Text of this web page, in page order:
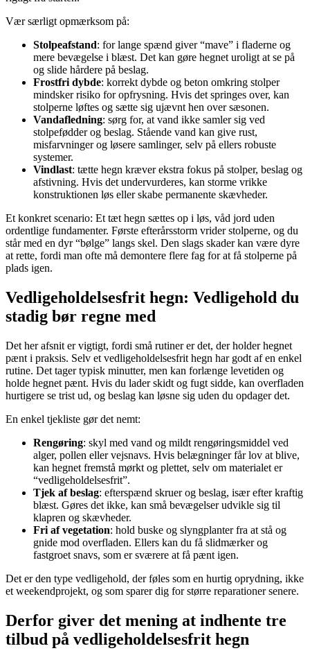
Vær særligt opmærksom på:
Stolpeafstand: for lange spænd giver “mave” i fladerne og
mere bevægelse i blæst. Det kan gøre hegnet uroligt at se på
og slide hårdere på beslag.
Frostfri dybde: korrekt dybde og beton omkring stolper
mindsker risiko for opfrysning. Hvis det springes over, kan
stolperne løftes og sætte sig ujævnt hen over sæsonen.
Vandafledning: sørg for, at vand ikke samler sig ved
stolpefødder og beslag. Stående vand kan give rust,
misfarvninger og løsere samlinger, selv på ellers robuste
systemer.
Vindlast: tætte hegn kræver ekstra fokus på stolper, beslag og
afstivning. Hvis det undervurderes, kan storme vrikke
konstruktionen løs eller skabe permanente skævheder.
Et konkret scenario: Et tæt hegn sættes op i løs, våd jord uden
ordentlige fundamenter. Første efterårsstorm vrider stolperne, og du
står med en dyr “bølge” langs skel. Den slags skader kan være dyre
at rette, fordi man ofte må demontere flere fag for at få stolperne på
plads igen.
Vedligeholdelsesfrit hegn: Vedligehold du
stadig bør regne med
Det her afsnit er vigtigt, fordi små rutiner er det, der holder hegnet
pænt i praksis. Selv et vedligeholdelsesfrit hegn har godt af en enkel
rutine. Det tager typisk minutter, men kan forlænge levetiden og
holde hegnet pænt. Hvis du lader skidt og fugt sidde, kan overfladen
hurtigere se trist ud, og beslag kan løsne sig uden du opdager det.
En enkel tjekliste gør det nemt:
Rengøring: skyl med vand og mildt rengøringsmiddel ved
alger, pollen eller vejsnavs. Hvis belægninger får lov at blive,
kan hegnet fremstå mørkt og plettet, selv om materialet er
“vedligeholdelsesfrit”.
Tjek af beslag: efterspænd skruer og beslag, især efter kraftig
blæst. Gøres det ikke, kan små bevægelser udvikle sig til
klapren og skævheder.
Fri af vegetation: hold buske og slyngplanter fra at stå og
gnide mod overfladen. Ellers kan du få slidmærker og
fastgroet snavs, som er sværere at få pænt igen.
Det er den type vedligehold, der føles som en hurtig oprydning, ikke
et weekendprojekt, og som sparer dig for større reparationer senere.
Derfor giver det mening at indhente tre
tilbud på vedligeholdelsesfrit hegn